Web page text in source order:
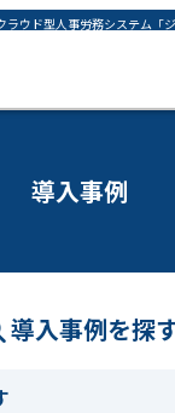
ラウド型人事労務システム「
導入事例
導入事例を探